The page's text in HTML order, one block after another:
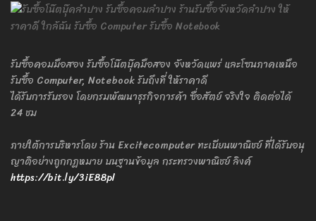
รับซื้อคอมมือสอง รับซื้อโน๊ตบุ๊คมือสอง จังหวัดแพร่ และโซนภาคเหนือ
รับซื้อ Computer, Notebook รับถึงที่ ให้ราคาดี
ได้รับการรับรอง โดยกรมพัฒนาธุรกิจการค้า ซื่อสัตย์ จริงใจ ติดต่อได้
24 ชม
ภายใต้การบริหารโดย ร้าน Excitecomputer ทะเบียนพาณิชย์ ที่ได้รับอนุ
ญาติอย่างถูกกฎหมาย บนฐานข้อมูล กระทรวงพาณิชย์ ลิงค์
https://bit.ly/3iE88pl